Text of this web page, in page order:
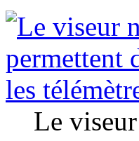
Le